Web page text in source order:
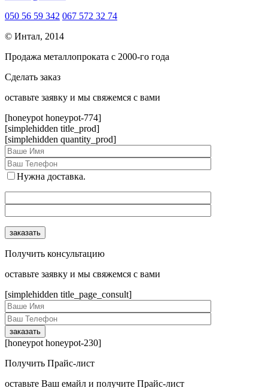
050 56 59 342 067 572 32 74
© Интал, 2014
Продажа металлопроката с 2000-го года
Сделать заказ
оcтавьте заявку и мы свяжемся с вами
[honeypot honeypot-774]
[simplehidden title_prod]
[simplehidden quantity_prod]
Нужна доставка.
Получить консультацию
оcтавьте заявку и мы свяжемся с вами
[simplehidden title_page_consult]
[honeypot honeypot-230]
Получить Прайс-лист
оcтавьте Ваш емайл и получите Прайс-лист